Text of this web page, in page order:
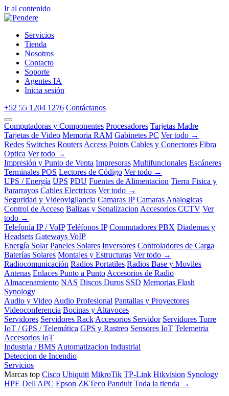
Ir al contenido
Servicios
Tienda
Nosotros
Contacto
Soporte
Agentes IA
Inicia sesión
+52 55 1204 1276 Contáctanos
Computadoras y Componentes Procesadores Tarjetas Madre
Tarjetas de Video Memoria RAM Gabinetes PC Ver todo →
Redes Switches Routers Access Points Cables y Conectores Fibra
Optica Ver todo →
Impresión y Punto de Venta Impresoras Multifuncionales Escáneres
Terminales POS Lectores de Código Ver todo →
UPS / Energía UPS PDU Fuentes de Alimentacion Tierra Fisica y
Pararrayos Cables Electricos Ver todo →
Seguridad y Videovigilancia Camaras IP Camaras Analogicas
Control de Acceso Balizas y Senalizacion Accesorios CCTV Ver
todo →
Telefonía IP / VoIP Teléfonos IP Conmutadores PBX Diademas y
Headsets Gateways VoIP
Energía Solar Paneles Solares Inversores Controladores de Carga
Baterías Solares Montajes y Estructuras Ver todo →
Radiocomunicación Radios Portatiles Radios Base y Moviles
Antenas Enlaces Punto a Punto Accesorios de Radio
Almacenamiento NAS Discos Duros SSD Memorias Flash
Synology
Audio y Video Audio Profesional Pantallas y Proyectores
Videoconferencia Bocinas y Altavoces
Servidores Servidores Rack Accesorios Servidor Servidores Torre
IoT / GPS / Telemática GPS y Rastreo Sensores IoT Telemetria
Accesorios IoT
Industria / BMS Automatizacion Industrial
Deteccion de Incendio
Servicios
Marcas top Cisco Ubiquiti MikroTik TP-Link Hikvision Synology
HPE Dell APC Epson ZKTeco Panduit Toda la tienda →